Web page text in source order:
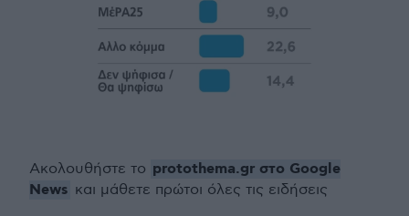
Ακολουθήστε το protothema.gr στο Google
News και μάθετε πρώτοι όλες τις ειδήσεις